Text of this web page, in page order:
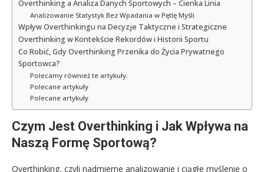
Overthinking a Analiza Danych Sportowych – Cienka Linia
Analizowanie Statystyk Bez Wpadania w Pętlę Myśli
Wpływ Overthinkingu na Decyzje Taktyczne i Strategiczne
Overthinking w Kontekście Rekordów i Historii Sportu
Co Robić, Gdy Overthinking Przenika do Życia Prywatnego
Sportowca?
Polecamy również te artykuły:
Polecane artykuły
Polecane artykuły
Czym Jest Overthinking i Jak Wpływa na
Naszą Formę Sportową?
Overthinking, czyli nadmierne analizowanie i ciągłe myślenie o